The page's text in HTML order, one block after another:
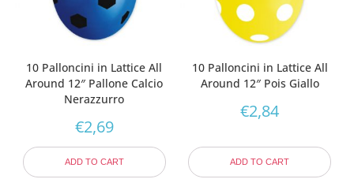
10 Palloncini in Lattice All
Around 12″ Pallone Calcio
Nerazzurro
€2,69
ADD TO CART
10 Palloncini in Lattice All
Around 12″ Pois Giallo
€2,84
ADD TO CART